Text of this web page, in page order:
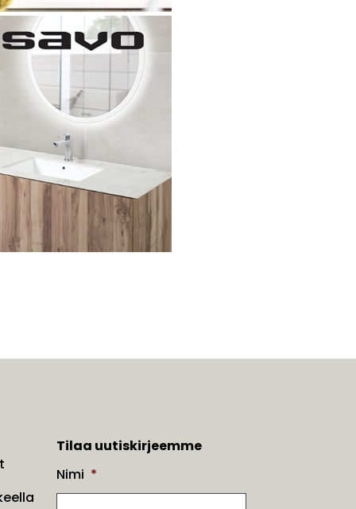
Tilaa uutiskirjeemme
Nimi *